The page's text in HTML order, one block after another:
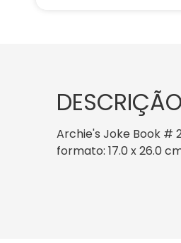
Archie's Joke Book #
formato: 17.0 x 26.0